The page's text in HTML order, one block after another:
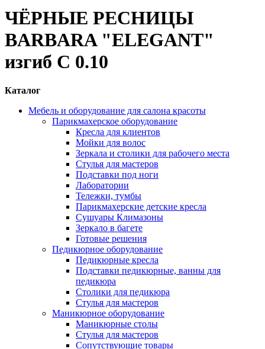
ЧЁРНЫЕ РЕСНИЦЫ
BARBARA "ELEGANT"
изгиб С 0.10
Каталог
Мебель и оборудование для салона красоты
Парикмахерское оборудование
Кресла для клиентов
Мойки для волос
Зеркала и столики для рабочего места
Стулья для мастеров
Подставки под ноги
Лаборатории
Тележки, тумбы
Парикмахерские детские кресла
Сушуары Климазоны
Зеркало в багете
Готовые решения
Педикюрное оборудование
Педикюрные кресла
Подставки педикюрные, ванны для
педикюра
Столики для педикюра
Стулья для мастеров
Маникюрное оборудование
Маникюрные столы
Стулья для мастеров
Сопутствующие товары